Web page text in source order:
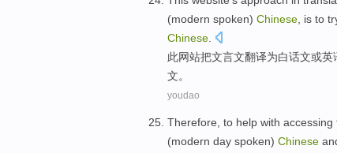
(modern spoken) Chinese, is to
Chinese.
此网站把文言文翻译为白话文或英
文。
youdao
Therefore, to help with accessing
(modern day spoken) Chinese